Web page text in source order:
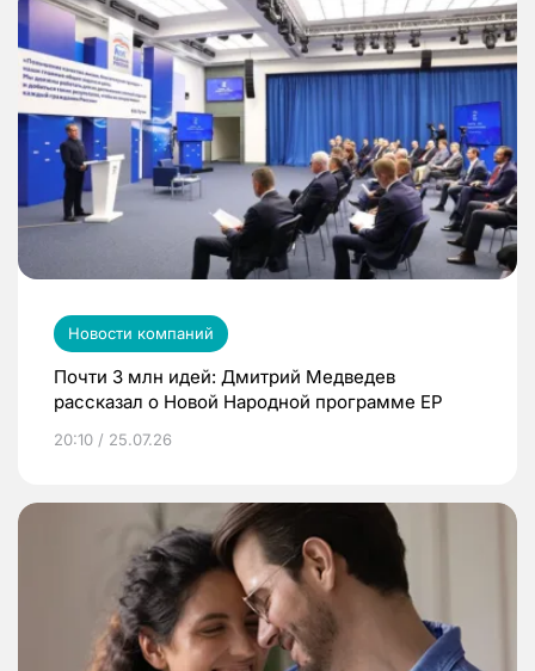
Новости компаний
Почти 3 млн идей: Дмитрий Медведев
рассказал о Новой Народной программе ЕР
20:10 / 25.07.26